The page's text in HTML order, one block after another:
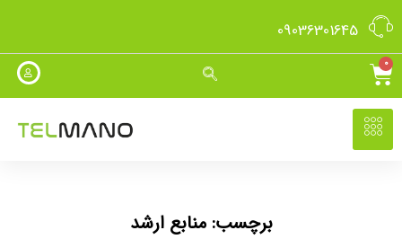
09036301645
0
برچسب: منابع ارشد